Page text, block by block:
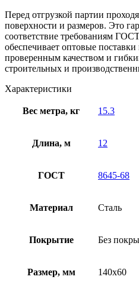
Перед отгрузкой партии
поверхности и размеров. Это
соответствие требованиям
обеспечивает оптовые
проверенным качеством и
строительных и
Характеристики
Вес метра, кг 15.3
Длина, м 12
ГОСТ 8645-68
Материал Сталь
Покрытие Без
Размер, мм 140х60